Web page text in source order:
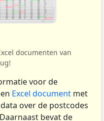
documenten van
voor de
Excel document met
over de postcodes
bevat de